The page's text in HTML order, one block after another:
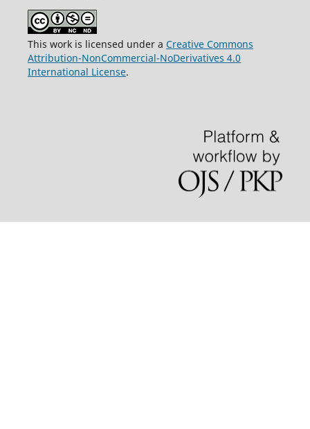
This work is licensed under a Creative Commons
Attribution-NonCommercial-NoDerivatives 4.0
International License.